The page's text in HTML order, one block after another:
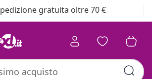
gratuita oltre 70 €